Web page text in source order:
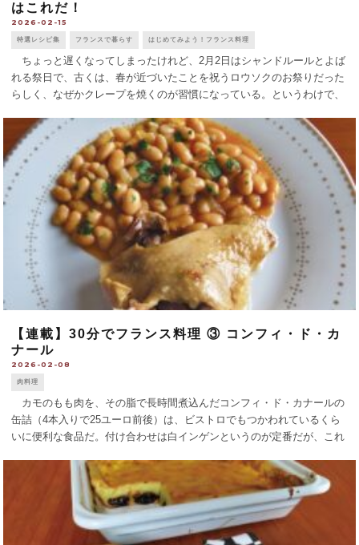
はこれだ！
2026-02-15
特選レシピ集 フランスで暮らす はじめてみよう！フランス料理
ちょっと遅くなってしまったけれど、2月2日はシャンドルールとよば
れる祭日で、古くは、春が近づいたことを祝うロウソクのお祭りだった
らしく、なぜかクレープを焼くのが習慣になっている。というわけで、
トレ クレー [...]
【連載】30分でフランス料理 ③ コンフィ・ド・カ
ナール
2026-02-08
肉料理
カモのもも肉を、その脂で長時間煮込んだコンフィ・ド・カナールの
缶詰（4本入りで25ユーロ前後）は、ビストロでもつかわれているくら
いに便利な食品だ。付け合わせは白インゲンというのが定番だが、これ
てしまう！ 鴨のも [...]